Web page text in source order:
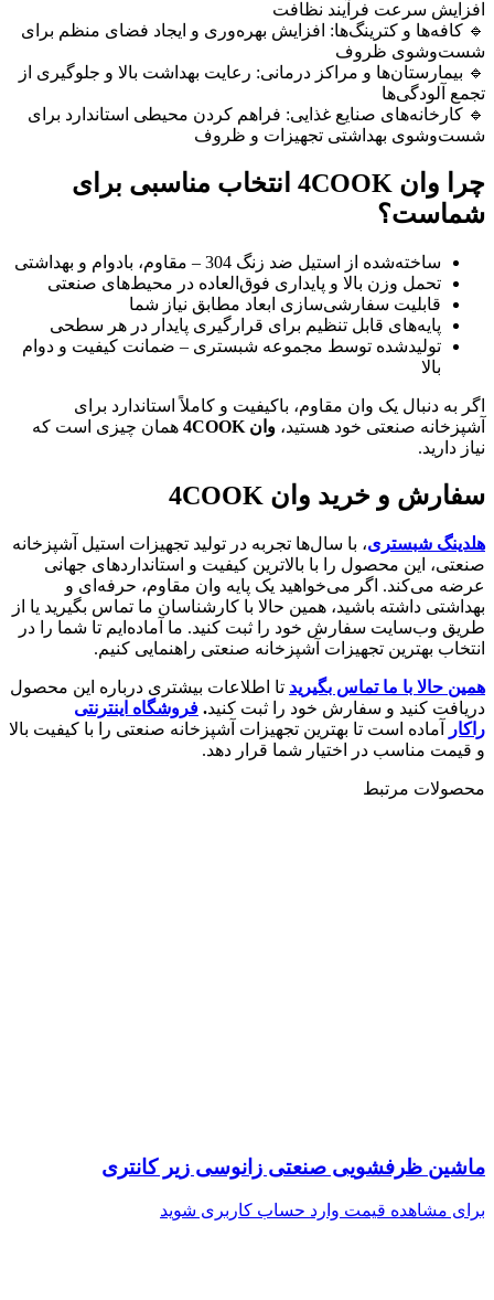
افزایش سرعت فرآیند نظافت
🔹 کافه‌ها و کترینگ‌ها: افزایش بهره‌وری و ایجاد فضای منظم برای
شست‌وشوی ظروف
🔹 بیمارستان‌ها و مراکز درمانی: رعایت بهداشت بالا و جلوگیری از
تجمع آلودگی‌ها
🔹 کارخانه‌های صنایع غذایی: فراهم کردن محیطی استاندارد برای
شست‌وشوی بهداشتی تجهیزات و ظروف
چرا وان 4COOK انتخاب مناسبی برای
شماست؟
ساخته‌شده از استیل ضد زنگ 304 – مقاوم، بادوام و بهداشتی
تحمل وزن بالا و پایداری فوق‌العاده در محیط‌های صنعتی
قابلیت سفارشی‌سازی ابعاد مطابق نیاز شما
پایه‌های قابل تنظیم برای قرارگیری پایدار در هر سطحی
تولیدشده توسط مجموعه شبستری – ضمانت کیفیت و دوام
بالا
اگر به دنبال یک وان مقاوم، باکیفیت و کاملاً استاندارد برای
آشپزخانه صنعتی خود هستید، وان 4COOK
همان چیزی است که
نیاز دارید.
سفارش و خرید وان 4COOK
هلدینگ شبستری، با سال‌ها تجربه در تولید تجهیزات استیل آشپزخانه
صنعتی، این محصول را با بالاترین کیفیت و استانداردهای جهانی
عرضه می‌کند. اگر می‌خواهید یک پایه وان مقاوم، حرفه‌ای و
بهداشتی داشته باشید، همین حالا با کارشناسان ما تماس بگیرید یا از
طریق وب‌سایت سفارش خود را ثبت کنید. ما آماده‌ایم تا شما را در
انتخاب بهترین تجهیزات آشپزخانه صنعتی راهنمایی کنیم.
همین حالا با ما تماس بگیرید تا اطلاعات بیشتری درباره این محصول
دریافت کنید و سفارش خود را ثبت کنید. فروشگاه اینترنتی
راکار
آماده است تا بهترین تجهیزات آشپزخانه صنعتی را با کیفیت بالا
و قیمت مناسب در اختیار شما قرار دهد.
محصولات مرتبط
ماشین ظرفشویی صنعتی زانوسی زیر کانتری
برای مشاهده قیمت وارد حساب کاربری شوید